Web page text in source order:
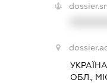
ОБЛ.,